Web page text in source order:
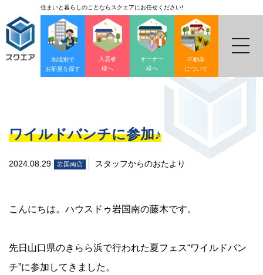
住まいと暮らしのことならスクエアにお任せください!
地域別で
お部屋を探す
入居者
様へ
オーナー
様へ
不動産
について
ワイルドバンチに参加♪
2024.08.29 岩国南店 スタッフからのおたより
こんにちは。ハウスドゥ岩国南の藤木です。
先日山口県のきらら浜で行われた夏フェス“ワイルドバン
チ”に参加してきました。